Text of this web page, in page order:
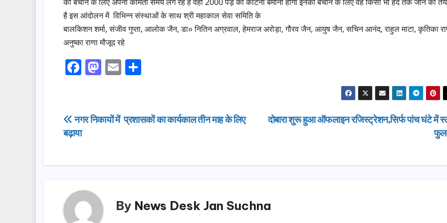
है इस आंदोलन में विभिन्न संस्थाओं के साथ श्री महाकाल सेवा समिति के
बालकिशन शर्मा, संजीव गुप्ता, आलोक जैन, डा० नितिन अग्रवाल, हेमराज अरोड़ा, गौरव जैन, आयुष जैन, सचिन आनंद, राहुल माटा, कृतिका
अनुष्का राणा मौजूद रहे
F
e
b
o
M
o
n
E
e
Post
navigation
दोबारा शुरू हुआ ऑफलाइन रजिस्ट्रेशन,सिर्फ पांच घंटे में
फुल
नगर निकायों में प्रशासकों का कार्यकाल तीन माह के लिए
बढ़ाया
By News Desk Jan Suchna